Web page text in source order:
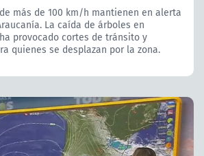
más de 100 km/h mantienen en alerta
La caída de árboles en
provocado cortes de tránsito y
quienes se desplazan por la zona.